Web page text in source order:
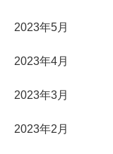
2023年5月
2023年4月
2023年3月
2023年2月